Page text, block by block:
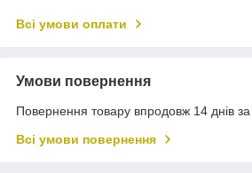
Всі умови оплати
Умови повернення
Повернення товару впродовж 14 днів
Всі умови повернення